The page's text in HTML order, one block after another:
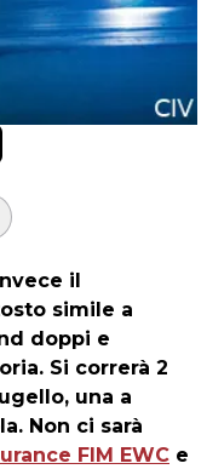
il
simile a
doppi e
Si correrà 2
una a
Non ci sarà
FIM EWC e